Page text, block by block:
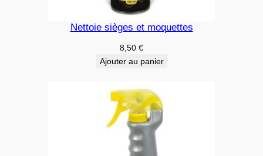
Nettoie sièges et moquettes
8,50 €
Ajouter au panier